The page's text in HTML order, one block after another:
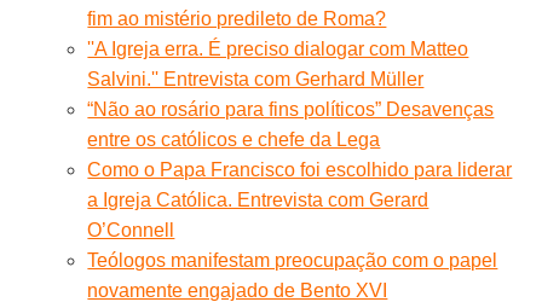
fim ao mistério predileto de Roma?
''A Igreja erra. É preciso dialogar com Matteo
Salvini.'' Entrevista com Gerhard Müller
“Não ao rosário para fins políticos” Desavenças
entre os católicos e chefe da Lega
Como o Papa Francisco foi escolhido para liderar
a Igreja Católica. Entrevista com Gerard
O’Connell
Teólogos manifestam preocupação com o papel
novamente engajado de Bento XVI